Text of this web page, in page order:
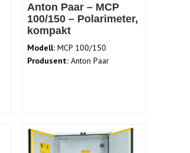
Anton Paar – MCP
100/150 – Polarimeter,
kompakt
Modell: MCP 100/150
Produsent: Anton Paar